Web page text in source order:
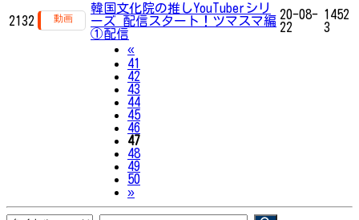
2132
韓国文化院の推しYouTuberシリ
ーズ 配信スタート！ツマスマ編
①配信
20-08-
22
1452
3
«Previous
41
42
43
44
45
46
47
48
49
50
»Next